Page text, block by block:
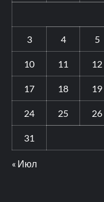
3 4 5
10 11 12
17 18 19
24 25 26
31
« Июл